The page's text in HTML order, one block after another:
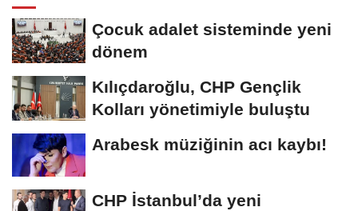
Çocuk adalet sisteminde yeni
dönem
Kılıçdaroğlu, CHP Gençlik
Kolları yönetimiyle buluştu
Arabesk müziğinin acı kaybı!
CHP İstanbul’da yeni